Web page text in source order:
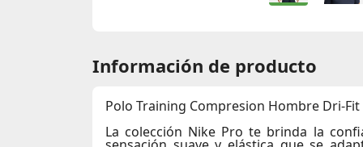
Información de producto
Polo Training Compresion Hombre Dri-
La colección Nike Pro te brinda la